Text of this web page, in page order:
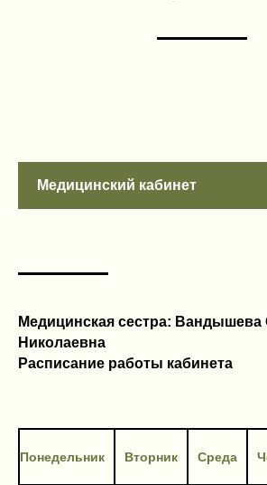
Медицинская сестра: Вандышева
Николаевна
Расписание работы кабинета
Понедельник Вторник Среда